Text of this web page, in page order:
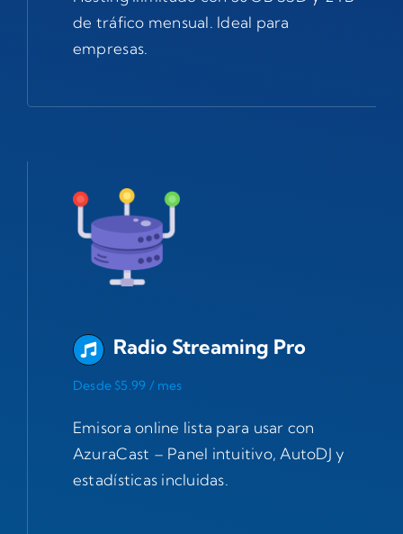
de tráfico mensual. Ideal para
empresas.
Radio Streaming Pro
Desde $5.99 / mes
Emisora online lista para usar con
AzuraCast – Panel intuitivo, AutoDJ y
estadísticas incluidas.